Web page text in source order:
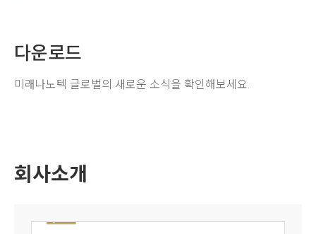
다운로드
미래나노텍 글로벌의 새로운 소식을 확인해보세요.
회사소개